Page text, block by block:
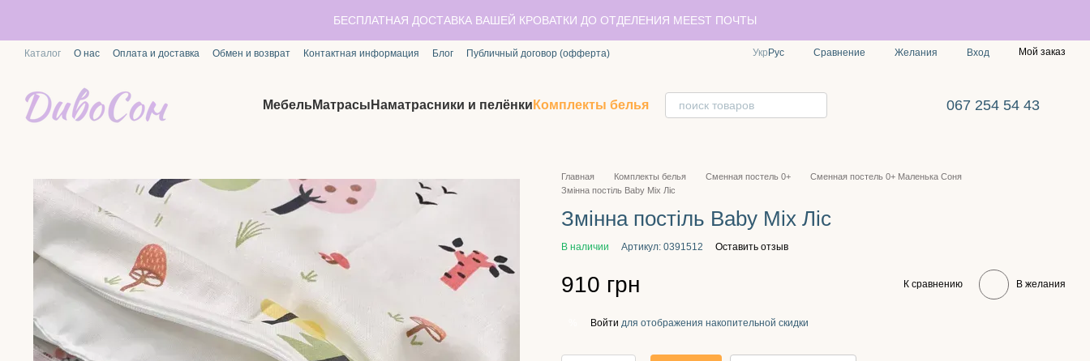
БЕСПЛАТНАЯ ДОСТАВКА ВАШЕЙ КРОВАТКИ ДО ОТДЕЛЕНИЯ MEEST ПОЧТЫ
Каталог О нас Оплата и доставка Обмен и возврат Контактная информация Блог Публичный договор (офферта) Укр Рус Сравнение Желания Вход Мой заказ
МебельМатрасы Наматрасники и пелёнки Комплекты белья 067 254 54 43
Главная Комплекты белья Сменная постель 0+
Сменная постель 0+ Маленька Соня
Змінна постіль Baby Mix Ліс
Змінна постіль Baby Mix Ліс
В наличии Артикул: 0391512 Оставить отзыв
910 грн К сравнению В желания
Войти для отображения накопительной скидки